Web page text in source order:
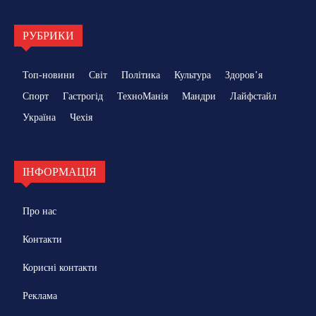
РУБРИКИ
Топ-новини Світ Політика Культура
Здоровʼя
Спорт
Гастрогід ТехноМанія Мандри
Лайфстайл
Україна
Чехія
ІНФОРМАЦІЯ
Про нас
Контакти
Корисні контакти
Реклама